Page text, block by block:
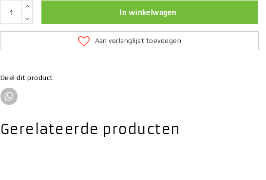
In winkelwagen
Aan verlanglijst toevoegen
Deel dit product
Gerelateerde producten